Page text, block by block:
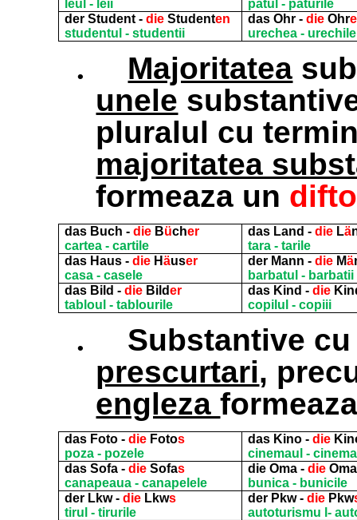
leul - leii
patul - paturile
der Student - dieStudenten
studentul - studentii
das Ohr - dieOhr
urechea - urechile
. Majoritatea
unele
pluralul cu
majoritatea
formeaza un
das Buch - dieBücher
cartea - cartile
das Land - dieLä
tara - tarile
das Haus - dieHäuser
casa - casele
der Mann - dieMä
barbatul - barbatii
das Bild - dieBilder
tabloul - tablourile
das Kind - die
copilul - copiii
.
Substantive
prescurtari,
engleza
das Foto - dieFotos
poza - pozele
das Kino - die
cinemaul -
das Sofa - dieSofas
canapeaua - canapelele
die Oma - dieOma
bunica - bunicile
der Lkw - dieLkws
tirul - tirurile
der Pkw - diePkw
autoturismu l-